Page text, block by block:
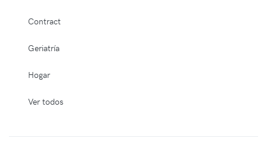
Contract
Geriatría
Hogar
Ver todos